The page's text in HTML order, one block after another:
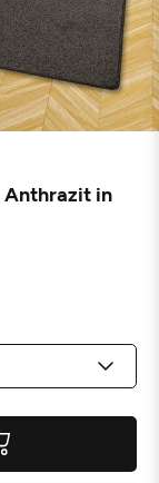
Anthrazit in